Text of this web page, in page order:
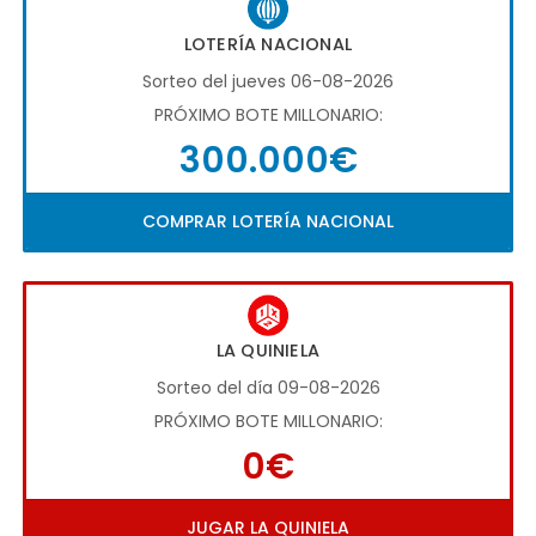
LOTERÍA NACIONAL
Sorteo del jueves 06-08-2026
PRÓXIMO BOTE MILLONARIO:
300.000€
COMPRAR LOTERÍA NACIONAL
LA QUINIELA
Sorteo del día 09-08-2026
PRÓXIMO BOTE MILLONARIO:
0€
JUGAR LA QUINIELA